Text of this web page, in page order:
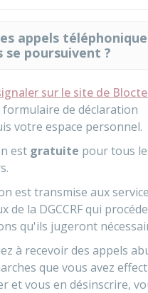
appels
se poursuivent ?
sur le site de
de déclaration
votre espace personnel.
est gratuite pour tous
est transmise aux
de la DGCCRFqui
qu'ils jugeront
à recevoir des appels
que vous avez
et vous en désinscrire,